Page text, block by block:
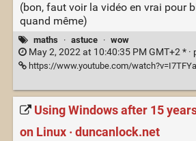
(bon, faut voir la vidéo en vrai pour
quand même)
maths · astuce · wow
May 2, 2022 at 10:40:35 PM GMT+2 * ·
https://www.youtube.com/
Using Windows after 15
on Linux · duncanlock.net